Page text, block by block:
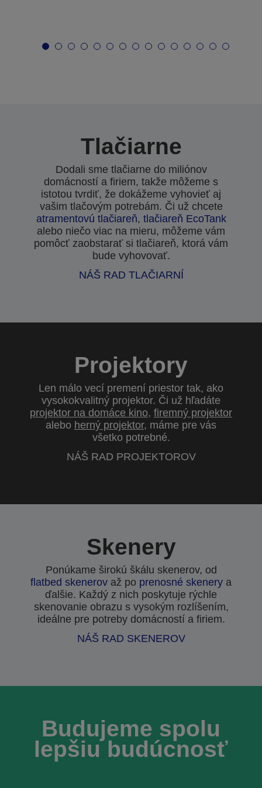
Tlačiarne
Dodali sme tlačiarne do miliónov
domácností a firiem, takže môžeme s
istotou tvrdiť, že dokážeme vyhovieť aj
vašim tlačovým potrebám. Či už chcete
atramentovú tlačiareň, tlačiareň EcoTank
alebo niečo viac na mieru, môžeme vám
pomôcť zaobstarať si tlačiareň, ktorá vám
bude vyhovovať.
NÁŠ RAD TLAČIARNÍ
Projektory
Len málo vecí premení priestor tak, ako
vysokokvalitný projektor. Či už hľadáte
projektor na domáce kino, firemný projektor
alebo herný projektor, máme pre vás
všetko potrebné.
NÁŠ RAD PROJEKTOROV
Skenery
Ponúkame širokú škálu skenerov, od
flatbed skenerov až po prenosné skenery a
ďalšie. Každý z nich poskytuje rýchle
skenovanie obrazu s vysokým rozlíšením,
ideálne pre potreby domácností a firiem.
NÁŠ RAD SKENEROV
Budujeme spolu
lepšiu budúcnosť